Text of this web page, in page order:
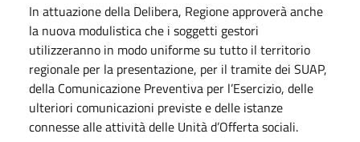
In attuazione della Delibera, Regione approverà anche
la nuova modulistica che i soggetti gestori
utilizzeranno in modo uniforme su tutto il territorio
regionale per la presentazione, per il tramite dei SUAP,
della Comunicazione Preventiva per l’Esercizio, delle
ulteriori comunicazioni previste e delle istanze
connesse alle attività delle Unità d’Offerta sociali.